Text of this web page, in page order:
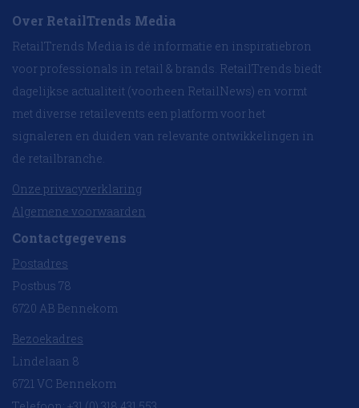
Over RetailTrends Media
RetailTrends Media is dé informatie en inspiratiebron
voor professionals in retail & brands. RetailTrends biedt
dagelijkse actualiteit (voorheen RetailNews) en vormt
met diverse retailevents een platform voor het
signaleren en duiden van relevante ontwikkelingen in
de retailbranche.
Onze privacyverklaring
Algemene voorwaarden
Contactgegevens
Postadres
Postbus 78
6720 AB Bennekom
Bezoekadres
Lindelaan 8
6721 VC Bennekom